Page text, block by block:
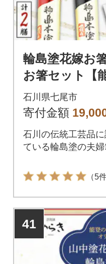
輪島塗花嫁お
お箸セット【
花嫁のれんオ
ル】
石川県七尾市
寄付金額
石川の伝統工芸品
ている輪島塗の夫婦
（5件
41